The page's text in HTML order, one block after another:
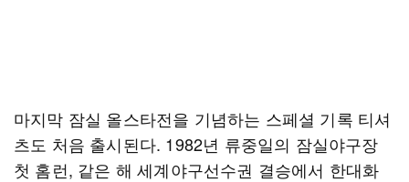
마지막 잠실 올스타전을 기념하는 스페셜 기록 티셔
츠도 처음 출시된다. 1982년 류중일의 잠실야구장
첫 홈런, 같은 해 세계야구선수권 결승에서 한대화